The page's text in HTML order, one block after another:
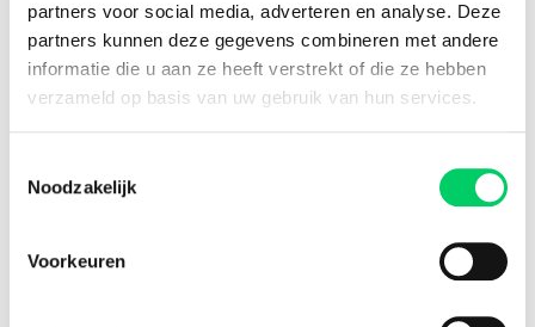
partners voor social media, adverteren en analyse. Deze
partners kunnen deze gegevens combineren met andere
informatie die u aan ze heeft verstrekt of die ze hebben
verzameld op basis van uw gebruik van hun services.
Noodzakelijk
Voorkeuren
Ontdek nieuw talent in de zon
Bij The Lookout kunnen de Sounders zich verheugen op
een internationale selectie van opkomende namen in de
zonnetje, aan het meer staat te dansen.
Heb jij nog geen tickets voor Heineken Balaton Sound?